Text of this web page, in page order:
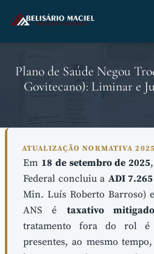
para
o
conteúdo
Plano de Saúde Negou
Govitecano): Liminar e
ATUALIZAÇÃO NORMATIVA 2025
Em 18 de setembro de 2025
Federal concluiu a ADI 7.265
Min. Luís Roberto Barroso)
ANS é taxativo mitigado
tratamento fora do rol é
presentes, ao mesmo